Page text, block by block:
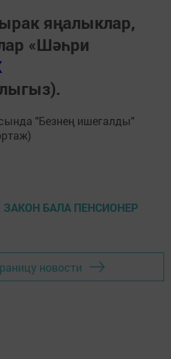
яңалыклар,
«Шәһри
БАЛА ПЕНСИОНЕР
новости